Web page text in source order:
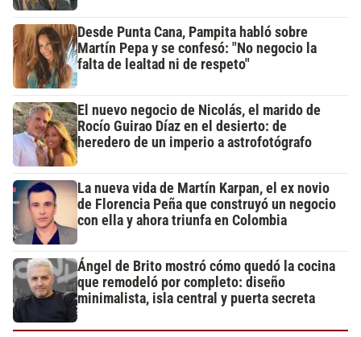
Desde Punta Cana, Pampita habló sobre
Martín Pepa y se confesó: "No negocio la
falta de lealtad ni de respeto"
El nuevo negocio de Nicolás, el marido de
Rocío Guirao Díaz en el desierto: de
heredero de un imperio a astrofotógrafo
La nueva vida de Martín Karpan, el ex novio
de Florencia Peña que construyó un negocio
con ella y ahora triunfa en Colombia
Ángel de Brito mostró cómo quedó la cocina
que remodeló por completo: diseño
minimalista, isla central y puerta secreta